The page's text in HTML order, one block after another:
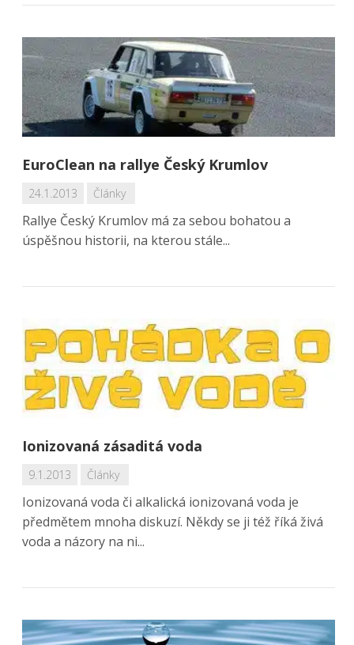
EuroClean na rallye Český Krumlov
24.1.2013 Články
Rallye Český Krumlov má za sebou bohatou a
úspěšnou historii, na kterou stále...
Ionizovaná zásaditá voda
9.1.2013 Články
Ionizovaná voda či alkalická ionizovaná voda je
předmětem mnoha diskuzí. Někdy se ji též říká živá
voda a názory na ni...